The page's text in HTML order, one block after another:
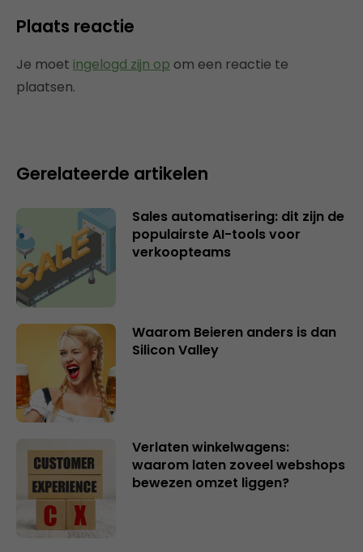
Plaats reactie
Je moet ingelogd zijn op om een reactie te
plaatsen.
Gerelateerde artikelen
Sales automatisering: dit zijn de
populairste AI-tools voor
verkoopteams
Waarom Beieren anders is dan
Silicon Valley
Verlaten winkelwagens:
waarom laten zoveel webshops
bewezen omzet liggen?